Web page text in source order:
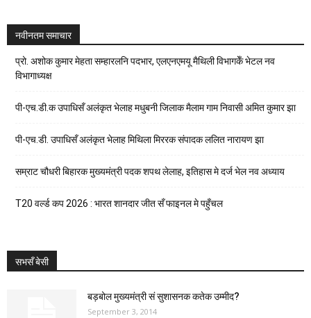
नवीनतम समाचार
प्रो. अशोक कुमार मेहता सम्हारलनि पदभार, एलएनएमयू मैथिली विभागकेँ भेटल नव
विभागाध्यक्ष
पी-एच.डी.क उपाधिसँ अलंकृत भेलाह मधुबनी जिलाक मैलाम गाम निवासी अमित कुमार झा
पी-एच.डी. उपाधिसँ अलंकृत भेलाह मिथिला मिररक संपादक ललित नारायण झा
सम्राट चौधरी बिहारक मुख्यमंत्री पदक शपथ लेलाह, इतिहास मे दर्ज भेल नव अध्याय
T20 वर्ल्ड कप 2026 : भारत शानदार जीत सँ फाइनल मे पहुँचल
सभसँ बेसी
बड़बोल मुख्यमंत्री सं सुशासनक कतेक उम्मीद?
September 3, 2014